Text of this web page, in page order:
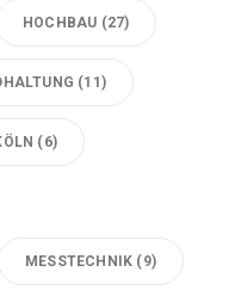
HOCHBAU (27)
(11)
(6)
MESSTECHNIK (9)